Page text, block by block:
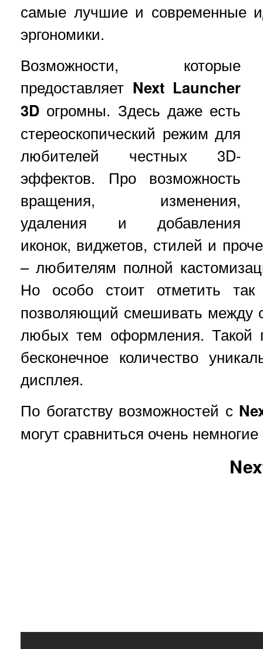
самые лучшие и современные
эргономики.
Возможности, которые
предоставляет Next Launcher
3D огромны. Здесь даже есть
стереоскопический режим для
любителей честных 3D-
эффектов. Про возможность
вращения, изменения,
удаления и добавления
иконок, виджетов, стилей и
– любителям полной
Но особо стоит отметить
позволяющий смешивать между
любых тем оформления. Такой
бесконечное количество
дисплея.
По богатству возможностей с
могут сравниться очень